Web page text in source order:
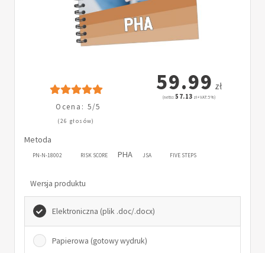
Ocena: 5/5
(26 głosów)
59.99 zł
(netto:57.13 zł + VAT: 5%)
Metoda
PN-N-18002 RISK SCORE PHA JSA FIVE STEPS
Wersja produktu
Elektroniczna (plik .doc/.docx)
Papierowa (gotowy wydruk)